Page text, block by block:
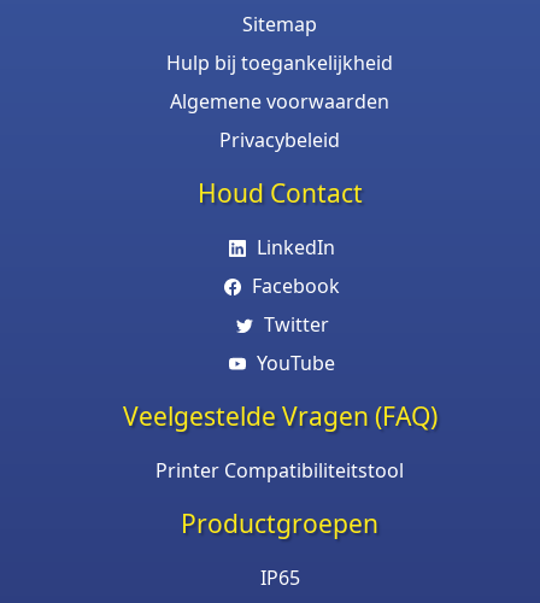
Sitemap
Hulp bij toegankelijkheid
Algemene voorwaarden
Privacybeleid
Houd Contact
LinkedIn
Facebook
Twitter
YouTube
Veelgestelde Vragen (FAQ)
Printer Compatibiliteitstool
Productgroepen
IP65